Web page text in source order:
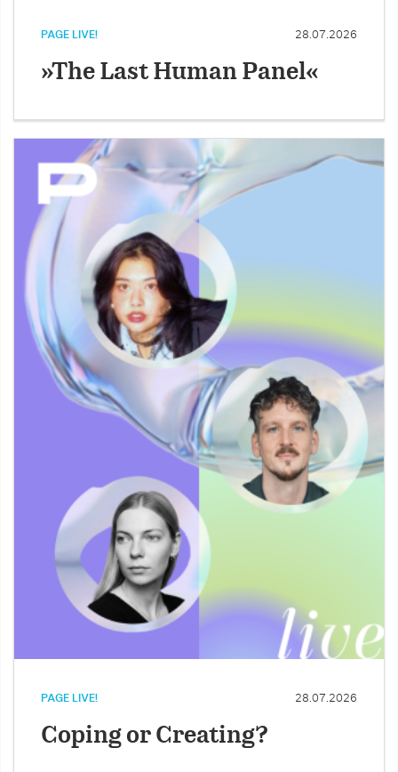
PAGE LIVE! 28.07.2026
»The Last Human Panel«
PAGE LIVE! 28.07.2026
Coping or Creating?